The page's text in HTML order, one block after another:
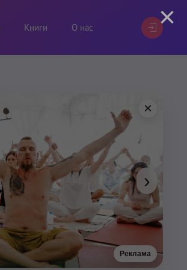
Книги О нас
Реклама
×
›
×